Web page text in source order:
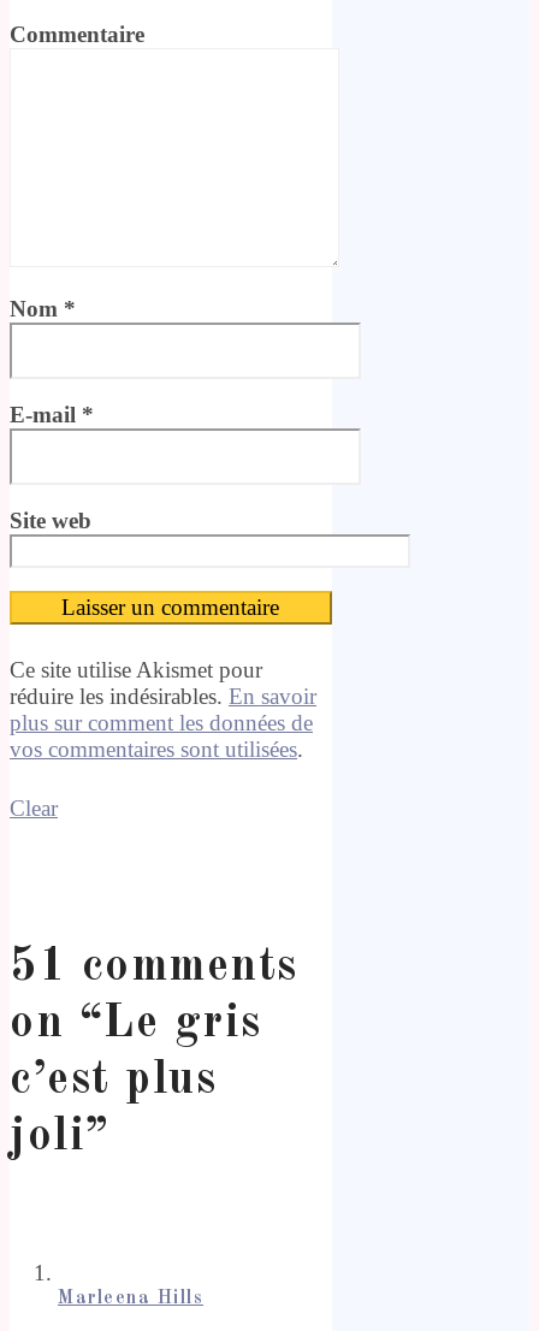
Commentaire
Nom *
E-mail *
Site web
Ce site utilise Akismet pour
réduire les indésirables. En savoir
plus sur comment les données de
vos commentaires sont utilisées.
Clear
51 comments
on “Le gris
c’est plus
joli”
Marleena Hills